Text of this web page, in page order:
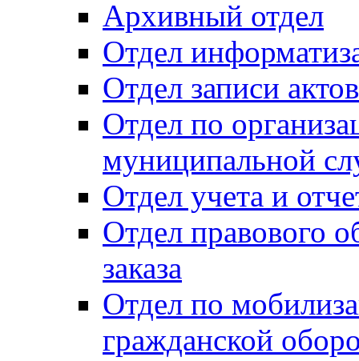
Архивный отдел
Отдел
Отдел записи
Отдел по
муниципальной
Отдел учета и
Отдел правового
заказа
Отдел по
гражданской